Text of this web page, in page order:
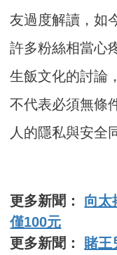
友過度解讀，如
許多粉絲相當心
生飯文化的討論
不代表必須無條
人的隱私與安全
更多新聞： 向太
僅100元
更多新聞： 賭王